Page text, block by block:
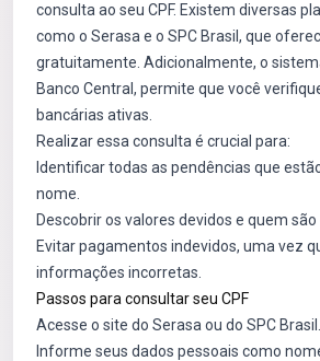
consulta ao seu CPF. Existem diversas
como o Serasa e o SPC Brasil, que
gratuitamente. Adicionalmente, o
Banco Central, permite que você
bancárias ativas.
Realizar essa consulta é crucial para:
Identificar todas as pendências que
nome.
Descobrir os valores devidos e quem são
Evitar pagamentos indevidos, uma vez
informações incorretas.
Passos para consultar seu CPF
Acesse o site do Serasa ou do SPC Brasil.
Informe seus dados pessoais como